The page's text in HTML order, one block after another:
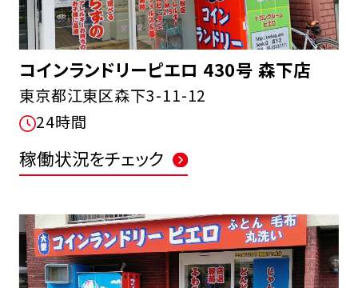
コインランドリーピエロ 430号 森下店
東京都江東区森下3-11-12
24時間
稼働状況をチェック